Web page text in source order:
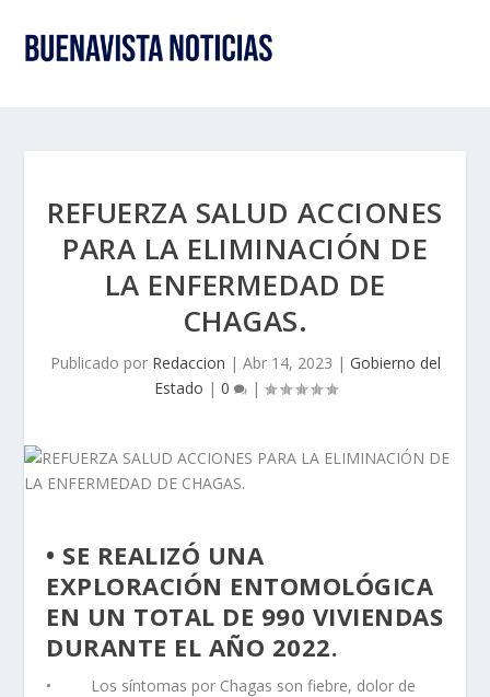
REFUERZA SALUD ACCIONES
PARA LA ELIMINACIÓN DE
LA ENFERMEDAD DE
CHAGAS.
Publicado por Redaccion | Abr 14, 2023 | Gobierno del
Estado | 0 |
• SE REALIZÓ UNA
EXPLORACIÓN ENTOMOLÓGICA
EN UN TOTAL DE 990 VIVIENDAS
DURANTE EL AÑO 2022.
• Los síntomas por Chagas son fiebre, dolor de